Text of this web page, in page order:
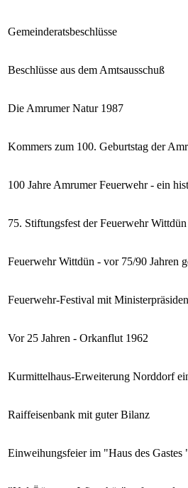
Gemeinderatsbeschlüsse
Beschlüsse aus dem Amtsausschuß
Die Amrumer Natur 1987
Kommers zum 100. Geburtstag der
100 Jahre Amrumer Feuerwehr - ein
75. Stiftungsfest der Feuerwehr Wittdün
Feuerwehr Wittdün - vor 75/90 Jahren
Feuerwehr-Festival mit
Vor 25 Jahren - Orkanflut 1962
Kurmittelhaus-Erweiterung Norddorf
Raiffeisenbank mit guter Bilanz
Einweihungsfeier im "Haus des Gastes